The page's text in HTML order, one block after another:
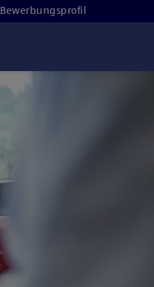
Bewerbungsprofil